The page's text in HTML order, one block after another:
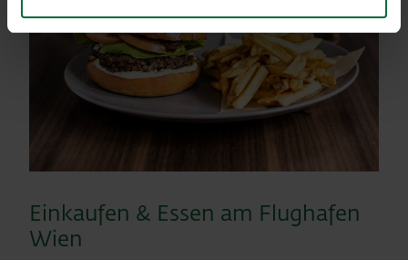
Einkaufen & Essen am Flughafen
Wien